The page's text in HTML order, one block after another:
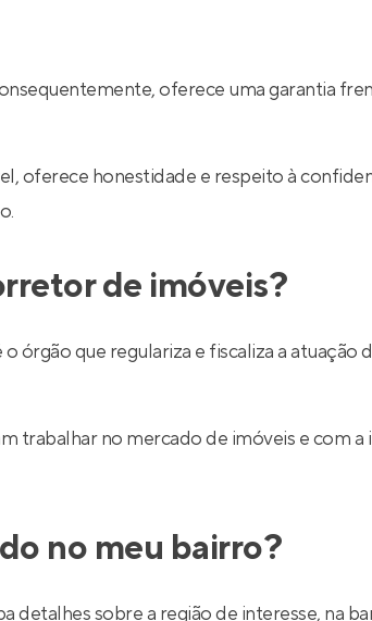
oferece uma garantia
oferece honestidade e respeito à
de imóveis?
órgão que regulariza e fiscaliza a atuação
trabalhar no mercado de imóveis e com
no meu bairro?
sobre a região de interesse, na